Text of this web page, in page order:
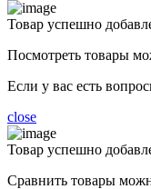
Товар успешно
Посмотреть товары
Если у вас есть
close
Товар успешно
Сравнить товары